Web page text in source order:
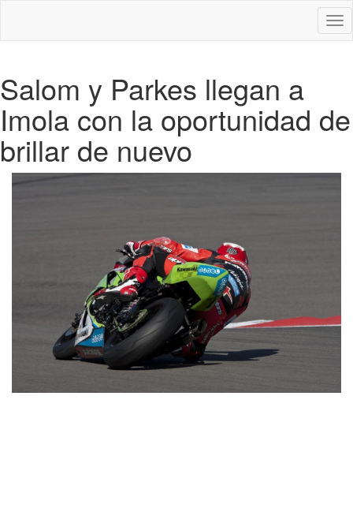
Salom y Parkes llegan a
Imola con la oportunidad de
brillar de nuevo